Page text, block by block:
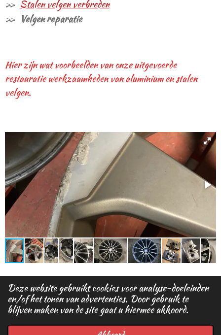
Deze website gebruikt cookies voor analyse-doeleinden
en/of het tonen van advertenties. Door gebruik te
blijven maken van de site gaat u hiermee akkoord.
Stalen velgen verbreden
Velgen reparatie
Hier zijn wat voorbeelden van onze uitgevoerde
restauratie werkzaamheden van aluminium en stalen
velgen.
© 2023 136 Steel Wheels (ratstyleshop) Berghemweg
33A 5975 RJ Sevenum KVK 58280251 BTW
NL002440789B77 IBAN NL91BUNQ2033455696